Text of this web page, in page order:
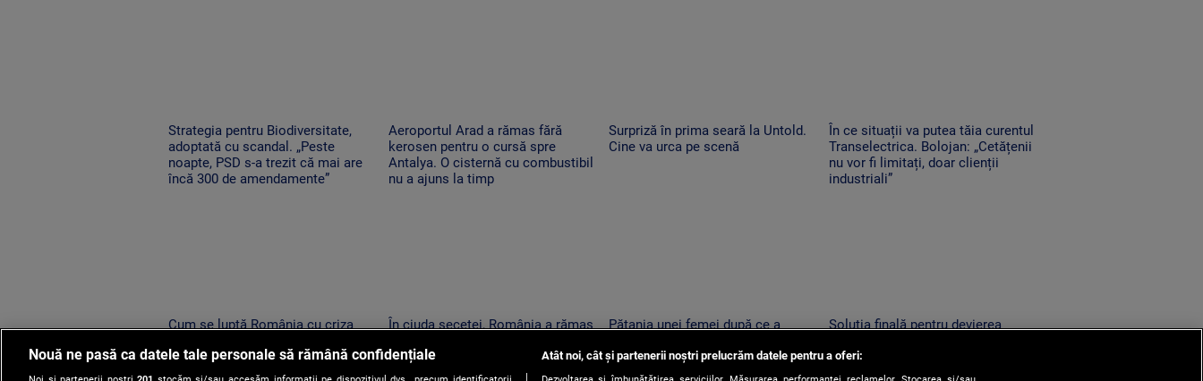
Strategia pentru Biodiversitate,
adoptată cu scandal. „Peste
noapte, PSD s-a trezit că mai are
încă 300 de amendamente”
Aeroportul Arad a rămas fără
kerosen pentru o cursă spre
Antalya. O cisternă cu combustibil
nu a ajuns la timp
Surpriză în prima seară la Untold.
Cine va urca pe scenă
În ce situații va putea tăia curentul
Transelectrica. Bolojan: „Cetățenii
nu vor fi limitați, doar clienții
industriali”
Cum se luptă România cu criza
întunecate. „Nu înseamnă că
trebuie să ne întoarcem în beznă”
În ciuda secetei, România a rămas
din UE. Recoltele au atins niveluri
record
Pățania unei femei după ce a
tremur când am auzit că e vorba
despre așa ceva”
Soluția finală pentru devierea
barjele care trebuie să salveze
Reactorul 2 de la Cernavodă
Nouă ne pasă ca datele tale personale să rămână confidențiale Atât noi, cât și partenerii noștri prelucrăm datele pentru a oferi: